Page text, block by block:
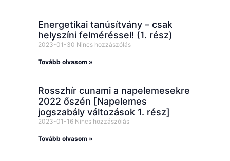
Energetikai tanúsítvány – csak
helyszíni felméréssel! (1. rész)
2023-01-30 Nincs hozzászólás
Tovább olvasom »
Rosszhír cunami a napelemesekre
2022 őszén [Napelemes
jogszabály változások 1. rész]
2023-01-16 Nincs hozzászólás
Tovább olvasom »